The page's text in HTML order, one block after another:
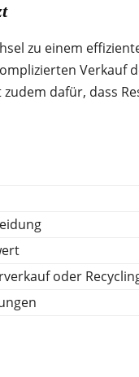
zu einem
Verkauf
dafür, dass
oder